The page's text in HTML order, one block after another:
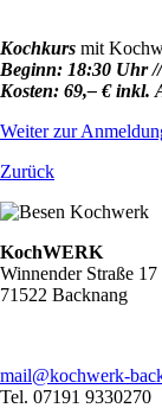
Kochkurs mit
Beginn: 18:30 Uhr
Kosten: 69,– € inkl.
Weiter zur
Zurück
KochWERK
Winnender Straße 17
71522 Backnang
mail@kochwerk-
Tel. 07191 9330270